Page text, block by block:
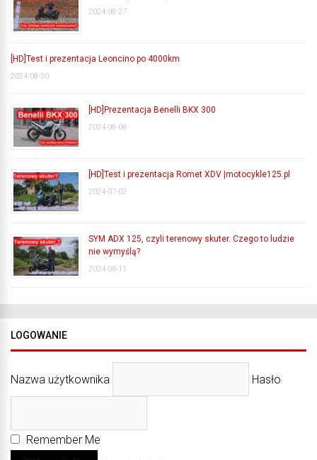
2024-08-27
[HD]Test i prezentacja Leoncino po 4000km
2024-08-20
[HD]Prezentacja Benelli BKX 300
2024-08-06
[HD]Test i prezentacja Romet XDV |motocykle125.pl
2024-07-02
SYM ADX 125, czyli terenowy skuter. Czego to ludzie
nie wymyślą?
2024-06-11
LOGOWANIE
Nazwa użytkownika Hasło
Remember Me